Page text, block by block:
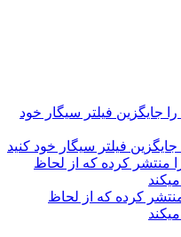
فیلتر سیگار خود کنید
کرده که از لحاظ